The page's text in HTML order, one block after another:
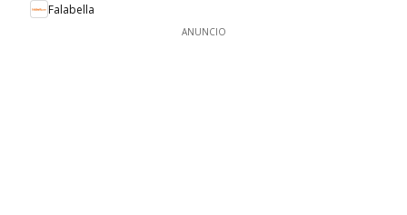
Falabella
ANUNCIO